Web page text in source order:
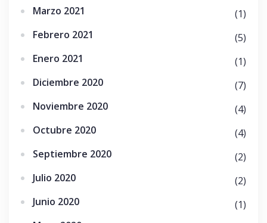
Marzo 2021
(1)
Febrero 2021
(5)
Enero 2021
(1)
Diciembre 2020
(7)
Noviembre 2020
(4)
Octubre 2020
(4)
Septiembre 2020
(2)
Julio 2020
(2)
Junio 2020
(1)